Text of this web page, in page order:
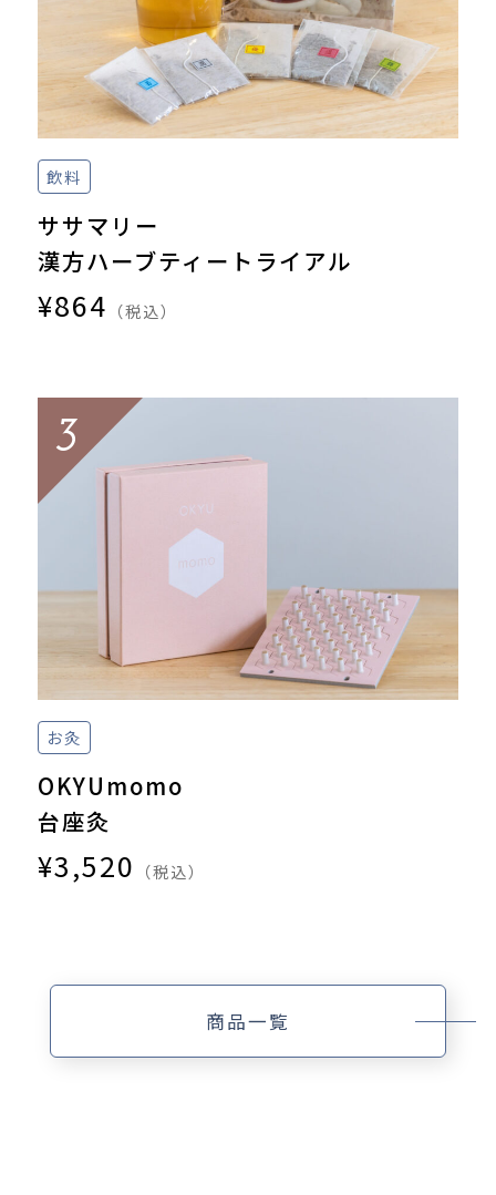
飲料
ササマリー
漢方ハーブティートライアル
¥864 （税込）
お灸
OKYUmomo
台座灸
¥3,520 （税込）
商品一覧